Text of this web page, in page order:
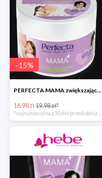
-15%
PERFECTA MAMA zwiększające elastyczność skóry masło do ciała
16.98 zł19.98 zł*